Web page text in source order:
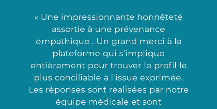
« Une impressionnante honnêteté
assortie à une prévenance
empathique . Un grand merci à la
plateforme qui s'implique
entièrement pour trouver le profil le
plus conciliable à l'issue exprimée.
Les réponses sont réalisées par notre
équipe médicale et sont